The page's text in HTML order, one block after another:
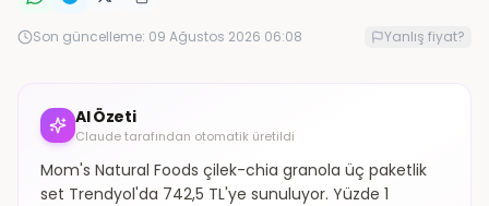
Son güncelleme: 09 Ağustos 2026 06:08 Yanlış fiyat?
AI Özeti
Claude tarafından otomatik üretildi
Mom's Natural Foods çilek-chia granola üç paketlik
set Trendyol'da 742,5 TL'ye sunuluyor. Yüzde 1